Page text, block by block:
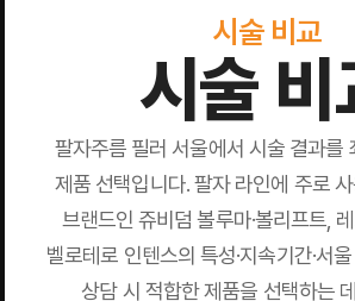
시술 비교
시술 비
팔자주름 필러 서울에서 시술 결과를
제품 선택입니다. 팔자 라인에 주로
브랜드인 쥬비덤 볼루마·볼리프트,
벨로테로 인텐스의 특성·지속기간·서
상담 시 적합한 제품을 선택하는